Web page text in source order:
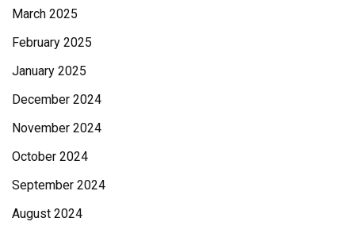
March 2025
February 2025
January 2025
December 2024
November 2024
October 2024
September 2024
August 2024